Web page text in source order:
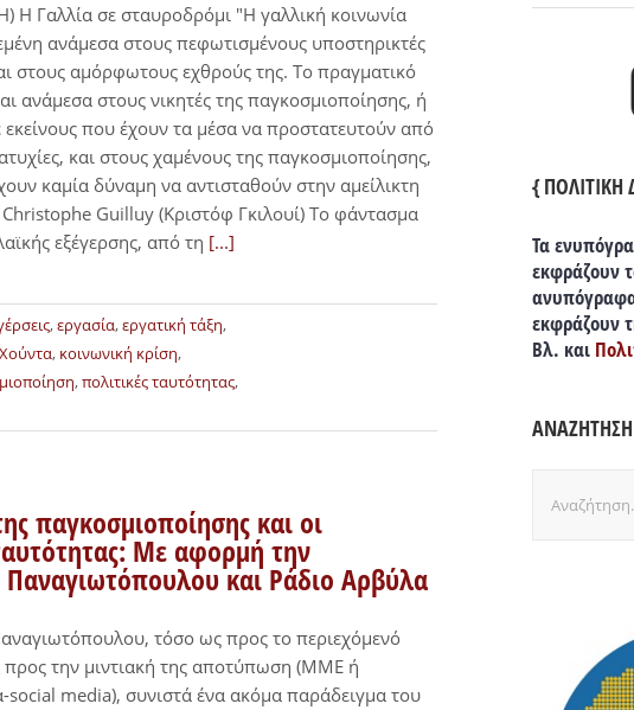
Γαλλία σε σταυροδρόμι "Η γαλλική κοινωνία
ανάμεσα στους πεφωτισμένους υποστηρικτές
στους αμόρφωτους εχθρούς της. Το πραγματικό
ανάμεσα στους νικητές της παγκοσμιοποίησης, ή
εκείνους που έχουν τα μέσα να προστατευτούν από
και στους χαμένους της παγκοσμιοποίησης,
καμία δύναμη να αντισταθούν στην αμείλικτη
Guilluy (Κριστόφ Γκιλουί) Το φάντασμα
εξέγερσης, από τη [...]
,εργασία,εργατική τάξη,
, κοινωνική κρίση,
,πολιτικές ταυτότητας,
παγκοσμιοποίησης και οι
Με αφορμή την
και Ράδιο Αρβύλα
τόσο ως προς το περιεχόμενό
προς την μιντιακή της αποτύπωση (ΜΜΕ ή
social media), συνιστά ένα ακόμα παράδειγμα του
{ ΠΟΛΙΤΙΚΗ
Τα
εκφράζουν
εκφράζουν
Βλ. και
ΑΝΑΖΗΤΗΣΗ
για: